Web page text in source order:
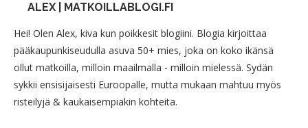
ALEX | MATKOILLABLOGI.FI
Hei! Olen Alex, kiva kun poikkesit blogiini. Blogia kirjoittaa
pääkaupunkiseudulla asuva 50+ mies, joka on koko ikänsä
ollut matkoilla, milloin maailmalla - milloin mielessä. Sydän
sykkii ensisijaisesti Euroopalle, mutta mukaan mahtuu myös
risteilyjä & kaukaisempiakin kohteita.